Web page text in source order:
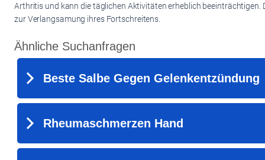
Arthritis und kann die täglichen Aktivitäten erheblich
zur Verlangsamung ihres Fortschreitens.